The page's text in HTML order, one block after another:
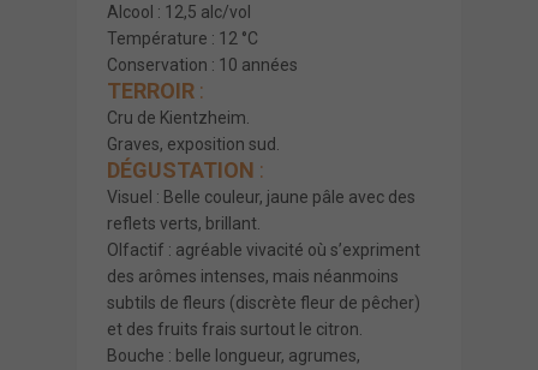
Alcool : 12,5 alc/vol
Température : 12 °C
Conservation : 10 années
TERROIR :
Cru de Kientzheim.
Graves, exposition sud.
DÉGUSTATION :
Visuel : Belle couleur, jaune pâle avec des
reflets verts, brillant.
Olfactif : agréable vivacité où s’expriment
des arômes intenses, mais néanmoins
subtils de fleurs (discrète fleur de pêcher)
et des fruits frais surtout le citron.
Bouche : belle longueur, agrumes,